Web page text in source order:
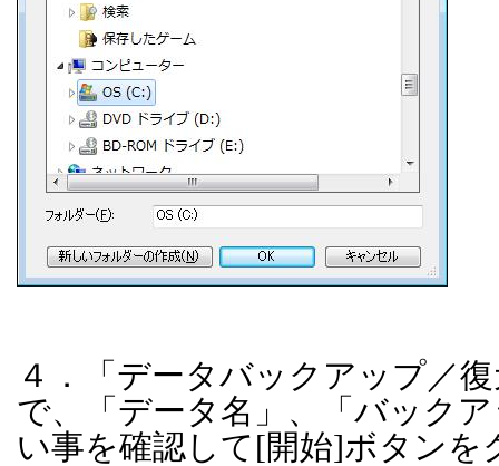
４．「データバックアップ／
で、「データ名」、「バック
い事を確認して[開始]ボタンを